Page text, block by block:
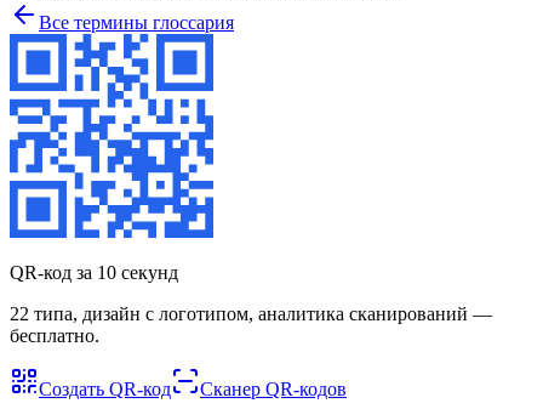
Все термины глоссария
QR-код за 10 секунд
22 типа, дизайн с логотипом, аналитика сканирований —
бесплатно.
Создать QR-код Сканер QR-кодов